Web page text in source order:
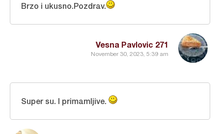
Vesna Pavlovic 271
November 30, 2023, 5:39 am
Brzo i ukusno.Pozdrav.
Super su. I primamljive.